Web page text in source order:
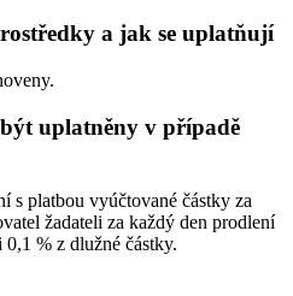
a jak se uplatňují
uplatněny v případě
s platbou vyúčtované částky za
žadateli za každý den prodlení
% z dlužné částky.